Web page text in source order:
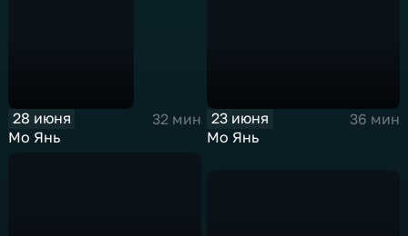
28 июня
32 мин
Мо Янь
23 июня
36 мин
Мо Янь